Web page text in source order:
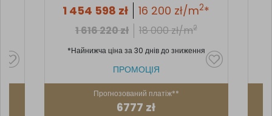
1 454 598 zł 16 200 zł/m2*
1 616 220zł 18 000zł/m2
*Найнижча ціна за 30 днів до зниження
ПРОМОЦІЯ
Прогнозований платіж**
6777 zł